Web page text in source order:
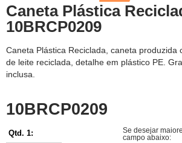
Caneta Plástica
10BRCP0209
Caneta Plástica Reciclada, caneta produzida
de leite reciclada, detalhe em plástico PE.
inclusa.
10BRCP0209
Qtd. 1:
Se desejar
campo abaixo: